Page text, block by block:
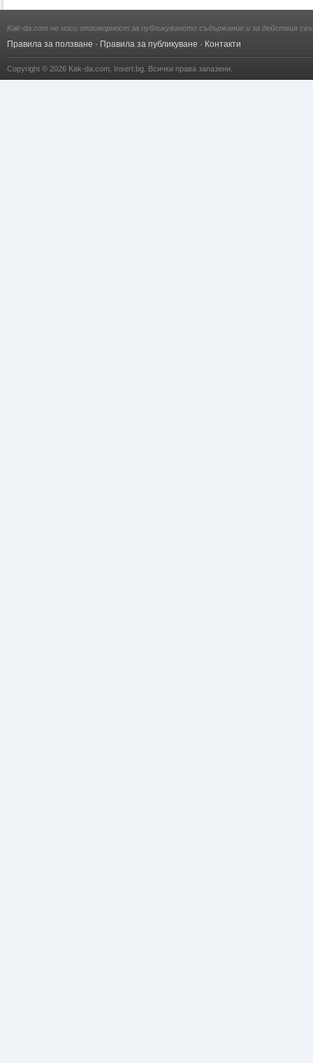
Kak-da.com не носи отговорност за публикуваното съдържание и за действия
Правила за ползване · Правила за публикуване · Контакти
Copyright © 2026 Kak-da.com Insert.bg . Всички права запазени.